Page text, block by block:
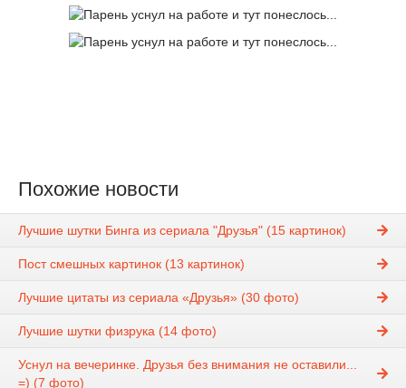
Похожие новости
Лучшие шутки Бинга из сериала "Друзья" (15 картинок)
Пост смешных картинок (13 картинок)
Лучшие цитаты из сериала «Друзья» (30 фото)
Лучшие шутки физрукa (14 фото)
Уснул на вечеринке. Друзья без внимания не оставили...
=) (7 фото)